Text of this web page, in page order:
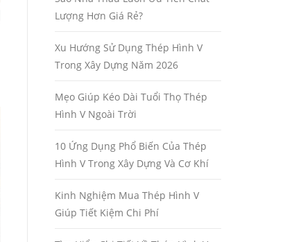
Lượng Hơn Giá Rẻ?
Xu Hướng Sử Dụng Thép Hình V
Trong Xây Dựng Năm 2026
Mẹo Giúp Kéo Dài Tuổi Thọ Thép
Hình V Ngoài Trời
10 Ứng Dụng Phổ Biến Của Thép
Hình V Trong Xây Dựng Và Cơ Khí
Kinh Nghiệm Mua Thép Hình V
Giúp Tiết Kiệm Chi Phí